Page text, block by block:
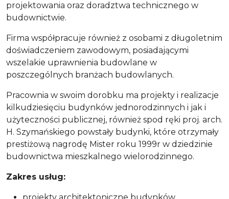
projektowania oraz doradztwa technicznego w
budownictwie.
Firma współpracuje również z osobami z długoletnim
doświadczeniem zawodowym, posiadającymi
wszelakie uprawnienia budowlane w
poszczególnych branżach budowlanych.
Pracownia w swoim dorobku ma projekty i realizacje
kilkudziesięciu budynków jednorodzinnych i jak i
użyteczności publicznej, również spod ręki proj. arch.
H. Szymańskiego powstały budynki, które otrzymały
prestiżową nagrodę Mister roku 1999r w dziedzinie
budownictwa mieszkalnego wielorodzinnego.
Zakres usług: